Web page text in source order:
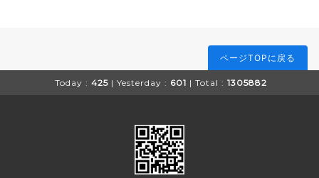
ページTOPに戻る
Today : 425 | Yesterday : 601 | Total : 1305882